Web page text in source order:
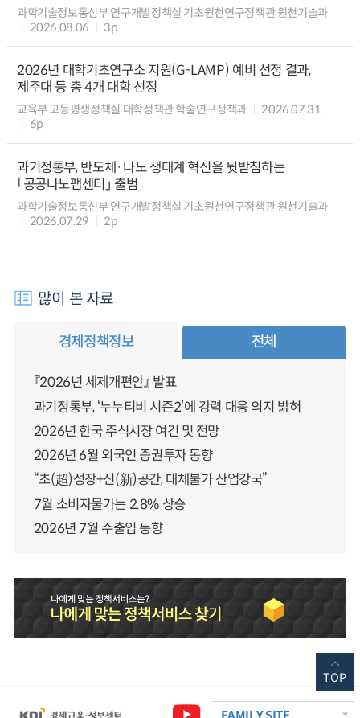
과학기술정보통신부 연구개발정책실 기초원천연구정책관 원천기술과
2026.08.06
3p
2026년 대학기초연구소 지원(G-LAMP) 예비 선정 결과,
제주대 등 총 4개 대학 선정
교육부 고등평생정책실 대학정책관 학술연구정책과
2026.07.31
6p
과기정통부, 반도체·나노 생태계 혁신을 뒷받침하는
「공공나노팹센터」 출범
과학기술정보통신부 연구개발정책실 기초원천연구정책관 원천기술과
2026.07.29
2p
많이 본 자료
경제정책정보 전체
『2026년 세제개편안』 발표
과기정통부, ‘누누티비 시즌2’에 강력 대응 의지 밝혀
2026년 한국 주식시장 여건 및 전망
2026년 6월 외국인 증권투자 동향
“초(超)성장+신(新)공간, 대체불가 산업강국”
7월 소비자물가는 2.8% 상승
2026년 7월 수출입 동향
TOP